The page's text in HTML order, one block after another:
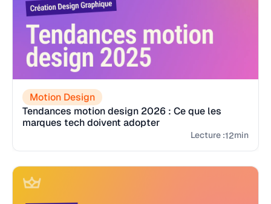
Motion Design
Tendances motion design 2026 : Ce que les
marques tech doivent adopter
Lecture :12min